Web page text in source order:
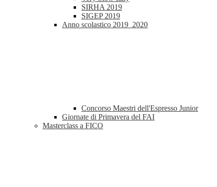
SIRHA 2019
SIGEP 2019
Anno scolastico 2019_2020
Concorso Maestri dell'Espresso Junior
Giornate di Primavera del FAI
Masterclass a FICO